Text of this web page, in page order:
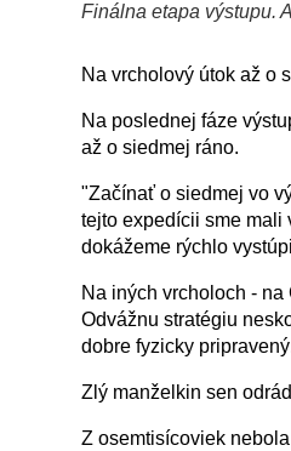
Finálna etapa výstupu.
Na vrcholový útok až o
Na poslednej fáze
až o siedmej ráno.
"Začínať o siedmej vo
tejto expedícii sme mali
dokážeme rýchlo
Na iných vrcholoch -
Odvážnu stratégiu
dobre fyzicky
Zlý manželkin sen
Z osemtisícoviek